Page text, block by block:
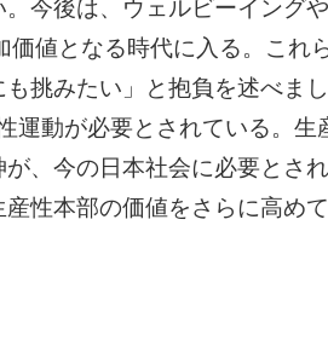
今後は、ウェルビーイングや
値となる時代に入る。これ
挑みたい」と抱負を述べまし
運動が必要とされている。生
、今の日本社会に必要とさ
性本部の価値をさらに高め